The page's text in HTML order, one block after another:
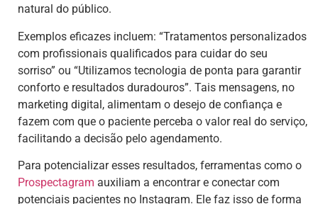
natural do público.
Exemplos eficazes incluem: “Tratamentos personalizados
com profissionais qualificados para cuidar do seu
sorriso” ou “Utilizamos tecnologia de ponta para garantir
conforto e resultados duradouros”. Tais mensagens, no
marketing digital, alimentam o desejo de confiança e
fazem com que o paciente perceba o valor real do serviço,
facilitando a decisão pelo agendamento.
Para potencializar esses resultados, ferramentas como o
Prospectagram auxiliam a encontrar e conectar com
potenciais pacientes no Instagram. Ele faz isso de forma